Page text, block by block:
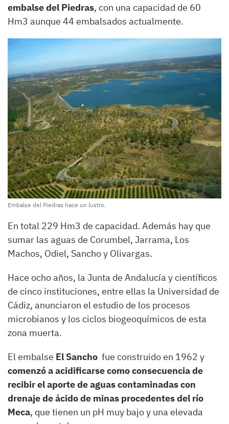
embalse del Piedras, con una capacidad de 60
Hm3 aunque 44 embalsados actualmente.
Embalse del Piedras hace un lustro.
En total 229 Hm3 de capacidad. Además hay que
sumar las aguas de Corumbel, Jarrama, Los
Machos, Odiel, Sancho y Olivargas.
Hace ocho años, la Junta de Andalucía y científicos
de cinco instituciones, entre ellas la Universidad de
Cádiz, anunciaron el estudio de los procesos
microbianos y los ciclos biogeoquímicos de esta
zona muerta.
El embalse El Sancho fue construido en 1962 y
comenzó a acidificarse como consecuencia de
recibir el aporte de aguas contaminadas con
drenaje de ácido de minas procedentes del río
Meca, que tienen un pH muy bajo y una elevada